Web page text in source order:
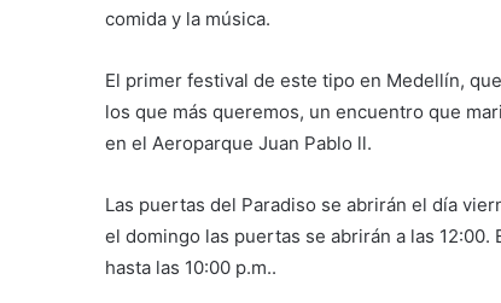
comida y la música.
El primer festival de este tipo en Medellín,
los que más queremos, un encuentro que
en el Aeroparque Juan Pablo ll.
Las puertas del Paradiso se abrirán el día
el domingo las puertas se abrirán a las
hasta las 10:00 p.m..